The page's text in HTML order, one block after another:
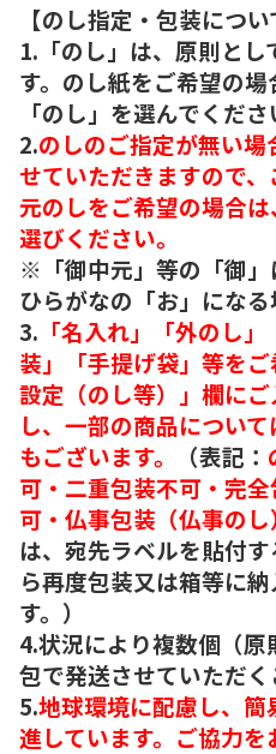
【のし指定・包装につい
1.「のし」は、原則とし
す。のし紙をご希望の
「のし」を選んでくださ
2.のしのご指定が無い
せていただきますので
元のしをご希望の場合
選びください。
※「御中元」等の「御」
ひらがなの「お」になる
3. 「名入れ」「外のし
装」「手提げ袋」等を
設定（のし等）」欄に
し、一部の商品につい
もございます。
（表記：
可・二重包装不可・完
可・仏事包装（仏事のし
は、宛先ラベルを貼付
ら再度包装又は箱等に
す。）
4.状況により複数個（
包で発送させていただく
5.地球環境に配慮し、
進しています。ご協力を